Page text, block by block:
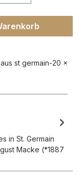
st germain-20 x
in St. Germain
Macke (*1887